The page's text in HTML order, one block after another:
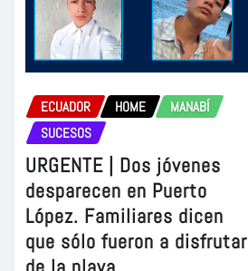
ECUADOR HOME
MANABÍ
SUCESOS
URGENTE | Dos jóvenes
desparecen en Puerto
López. Familiares dicen
que sólo fueron a disfrutar